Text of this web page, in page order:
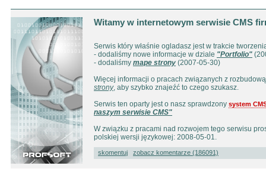
Witamy w internetowym serwisie CMS
Serwis który właśnie ogladasz jest w trakcie
- dodaliśmy nowe informacje w dziale "Portfolio"
- dodaliśmy mape strony (2007-05-30)
Więcej informacji o pracach związanych z
strony, aby szybko znajeźć to czego szukasz.
Serwis ten oparty jest o nasz sprawdzony system
naszym serwisie CMS"
W związku z pracami nad rozwojem tego serwisu
polskiej wersji językowej: 2008-05-01.
skomentuj zobacz komentarze (186091)